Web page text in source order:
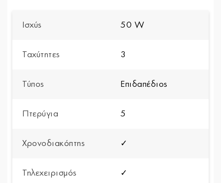
Ισχύς 50 W
Ταχύτητες 3
Τύπος Επιδαπέδιος
Πτερύγια 5
Χρονοδιακόπτης ✓
Τηλεχειρισμός ✓